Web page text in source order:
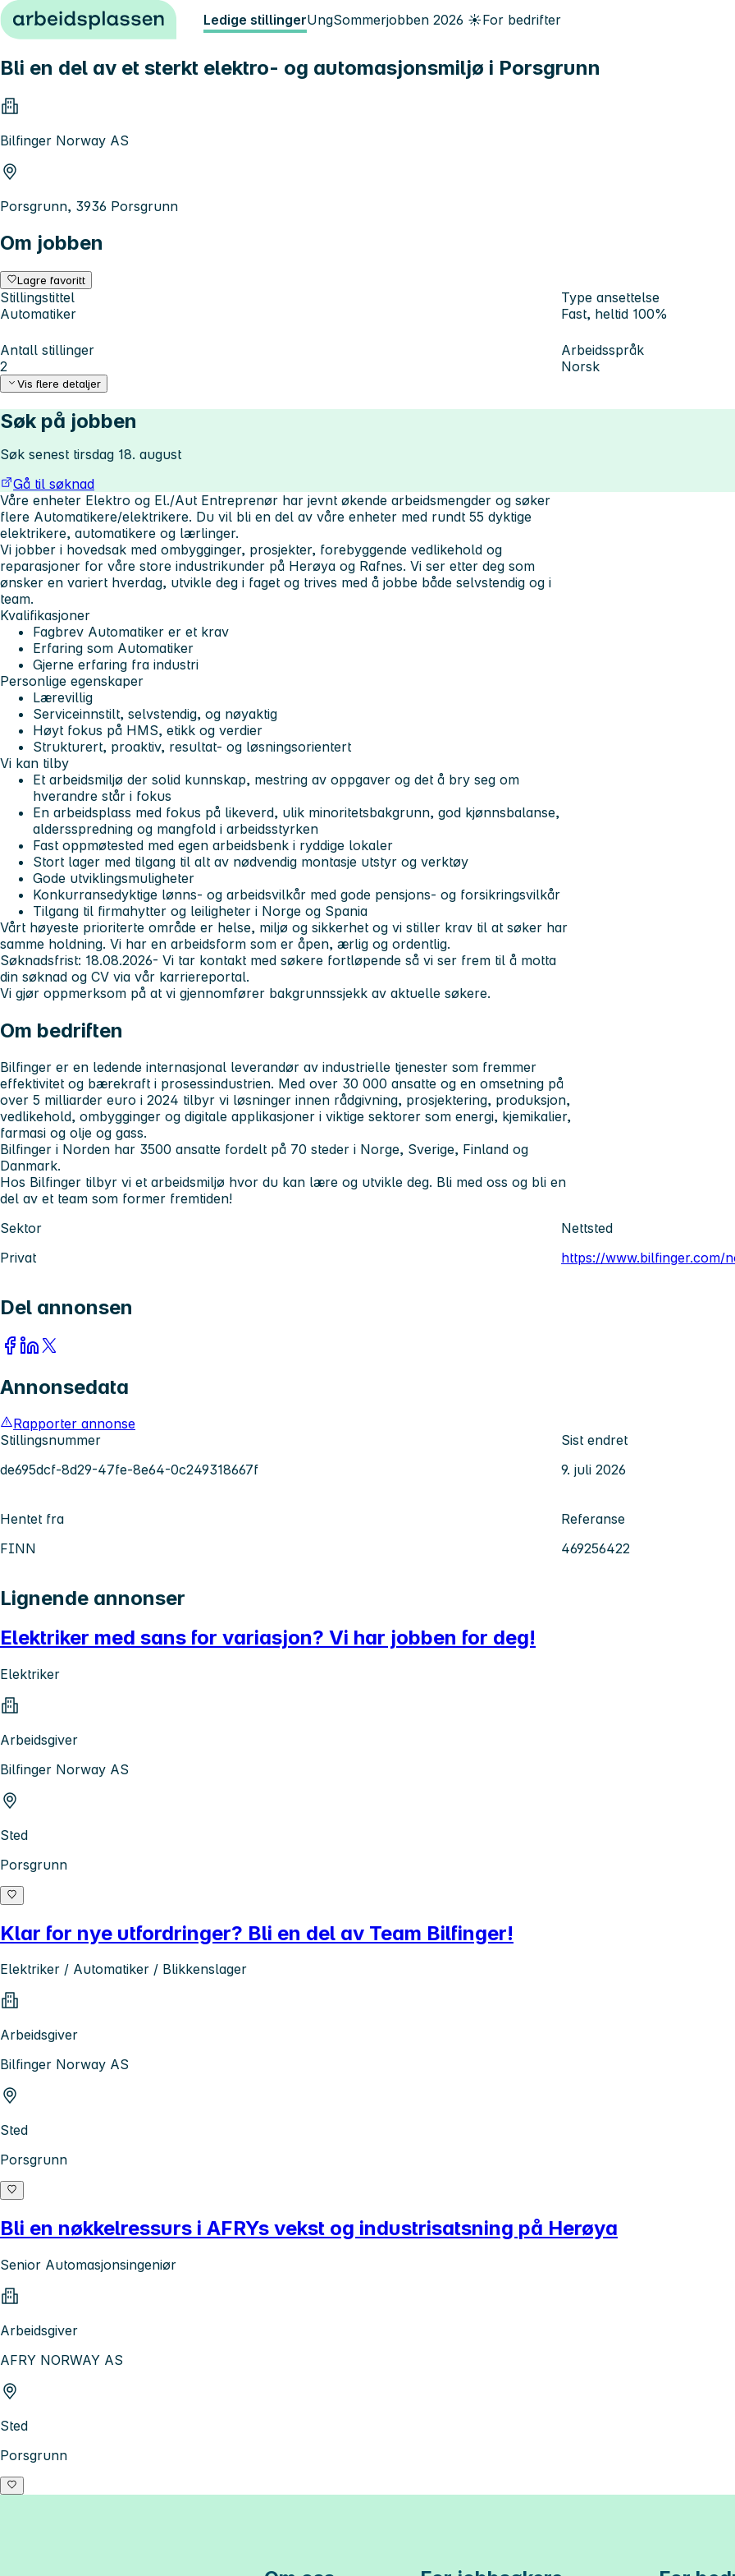
Hopp til innhold Ledige stillingerUngSommerjobben 2026 ☀️For bedrifter
Bli en del av et sterkt elektro- og automasjonsmiljø i Porsgrunn
Bilfinger Norway AS
Porsgrunn, 3936 Porsgrunn
Om jobben
Lagre favoritt
Stillingstittel
Automatiker
Type ansettelse
Fast, heltid 100%
Antall stillinger
2
Arbeidsspråk
Norsk
Vis flere detaljer
Søk på jobben
Søk senest tirsdag 18. august
Gå til søknad
Våre enheter Elektro og El./Aut Entreprenør har jevnt økende arbeidsmengder og søker
flere Automatikere/elektrikere. Du vil bli en del av våre enheter med rundt 55 dyktige
elektrikere, automatikere og lærlinger.
Vi jobber i hovedsak med ombygginger, prosjekter, forebyggende vedlikehold og
reparasjoner for våre store industrikunder på Herøya og Rafnes. Vi ser etter deg som
ønsker en variert hverdag, utvikle deg i faget og trives med å jobbe både selvstendig og i
team.
Kvalifikasjoner
Fagbrev Automatiker er et krav
Erfaring som Automatiker
Gjerne erfaring fra industri
Personlige egenskaper
Lærevillig
Serviceinnstilt, selvstendig, og nøyaktig
Høyt fokus på HMS, etikk og verdier
Strukturert, proaktiv, resultat- og løsningsorientert
Vi kan tilby
Et arbeidsmiljø der solid kunnskap, mestring av oppgaver og det å bry seg om
hverandre står i fokus
En arbeidsplass med fokus på likeverd, ulik minoritetsbakgrunn, god kjønnsbalanse,
aldersspredning og mangfold i arbeidsstyrken
Fast oppmøtested med egen arbeidsbenk i ryddige lokaler
Stort lager med tilgang til alt av nødvendig montasje utstyr og verktøy
Gode utviklingsmuligheter
Konkurransedyktige lønns- og arbeidsvilkår med gode pensjons- og forsikringsvilkår
Tilgang til firmahytter og leiligheter i Norge og Spania
Vårt høyeste prioriterte område er helse, miljø og sikkerhet og vi stiller krav til at søker har
samme holdning. Vi har en arbeidsform som er åpen, ærlig og ordentlig.
Søknadsfrist: 18.08.2026- Vi tar kontakt med søkere fortløpende så vi ser frem til å motta
din søknad og CV via vår karriereportal.
Vi gjør oppmerksom på at vi gjennomfører bakgrunnssjekk av aktuelle søkere.
Om bedriften
Bilfinger er en ledende internasjonal leverandør av industrielle tjenester som fremmer
effektivitet og bærekraft i prosessindustrien. Med over 30 000 ansatte og en omsetning på
over 5 milliarder euro i 2024 tilbyr vi løsninger innen rådgivning, prosjektering, produksjon,
vedlikehold, ombygginger og digitale applikasjoner i viktige sektorer som energi, kjemikalier,
farmasi og olje og gass.
Bilfinger i Norden har 3500 ansatte fordelt på 70 steder i Norge, Sverige, Finland og
Danmark.
Hos Bilfinger tilbyr vi et arbeidsmiljø hvor du kan lære og utvikle deg. Bli med oss og bli en
del av et team som former fremtiden!
Sektor
Privat
Nettsted
https://www.bilfinger.com/
Del annonsen
Annonsedata
Rapporter annonse
Stillingsnummer
de695dcf-8d29-47fe-8e64-0c249318667f
Sist endret
9. juli 2026
Hentet fra
FINN
Referanse
469256422
Lignende annonser
Elektriker med sans for variasjon? Vi har jobben for deg!
Elektriker
Arbeidsgiver
Bilfinger Norway AS
Sted
Porsgrunn
Klar for nye utfordringer? Bli en del av Team Bilfinger!
Elektriker / Automatiker / Blikkenslager
Arbeidsgiver
Bilfinger Norway AS
Sted
Porsgrunn
Bli en nøkkelressurs i AFRYs vekst og industrisatsning på Herøya
Senior Automasjonsingeniør
Arbeidsgiver
AFRY NORWAY AS
Sted
Porsgrunn